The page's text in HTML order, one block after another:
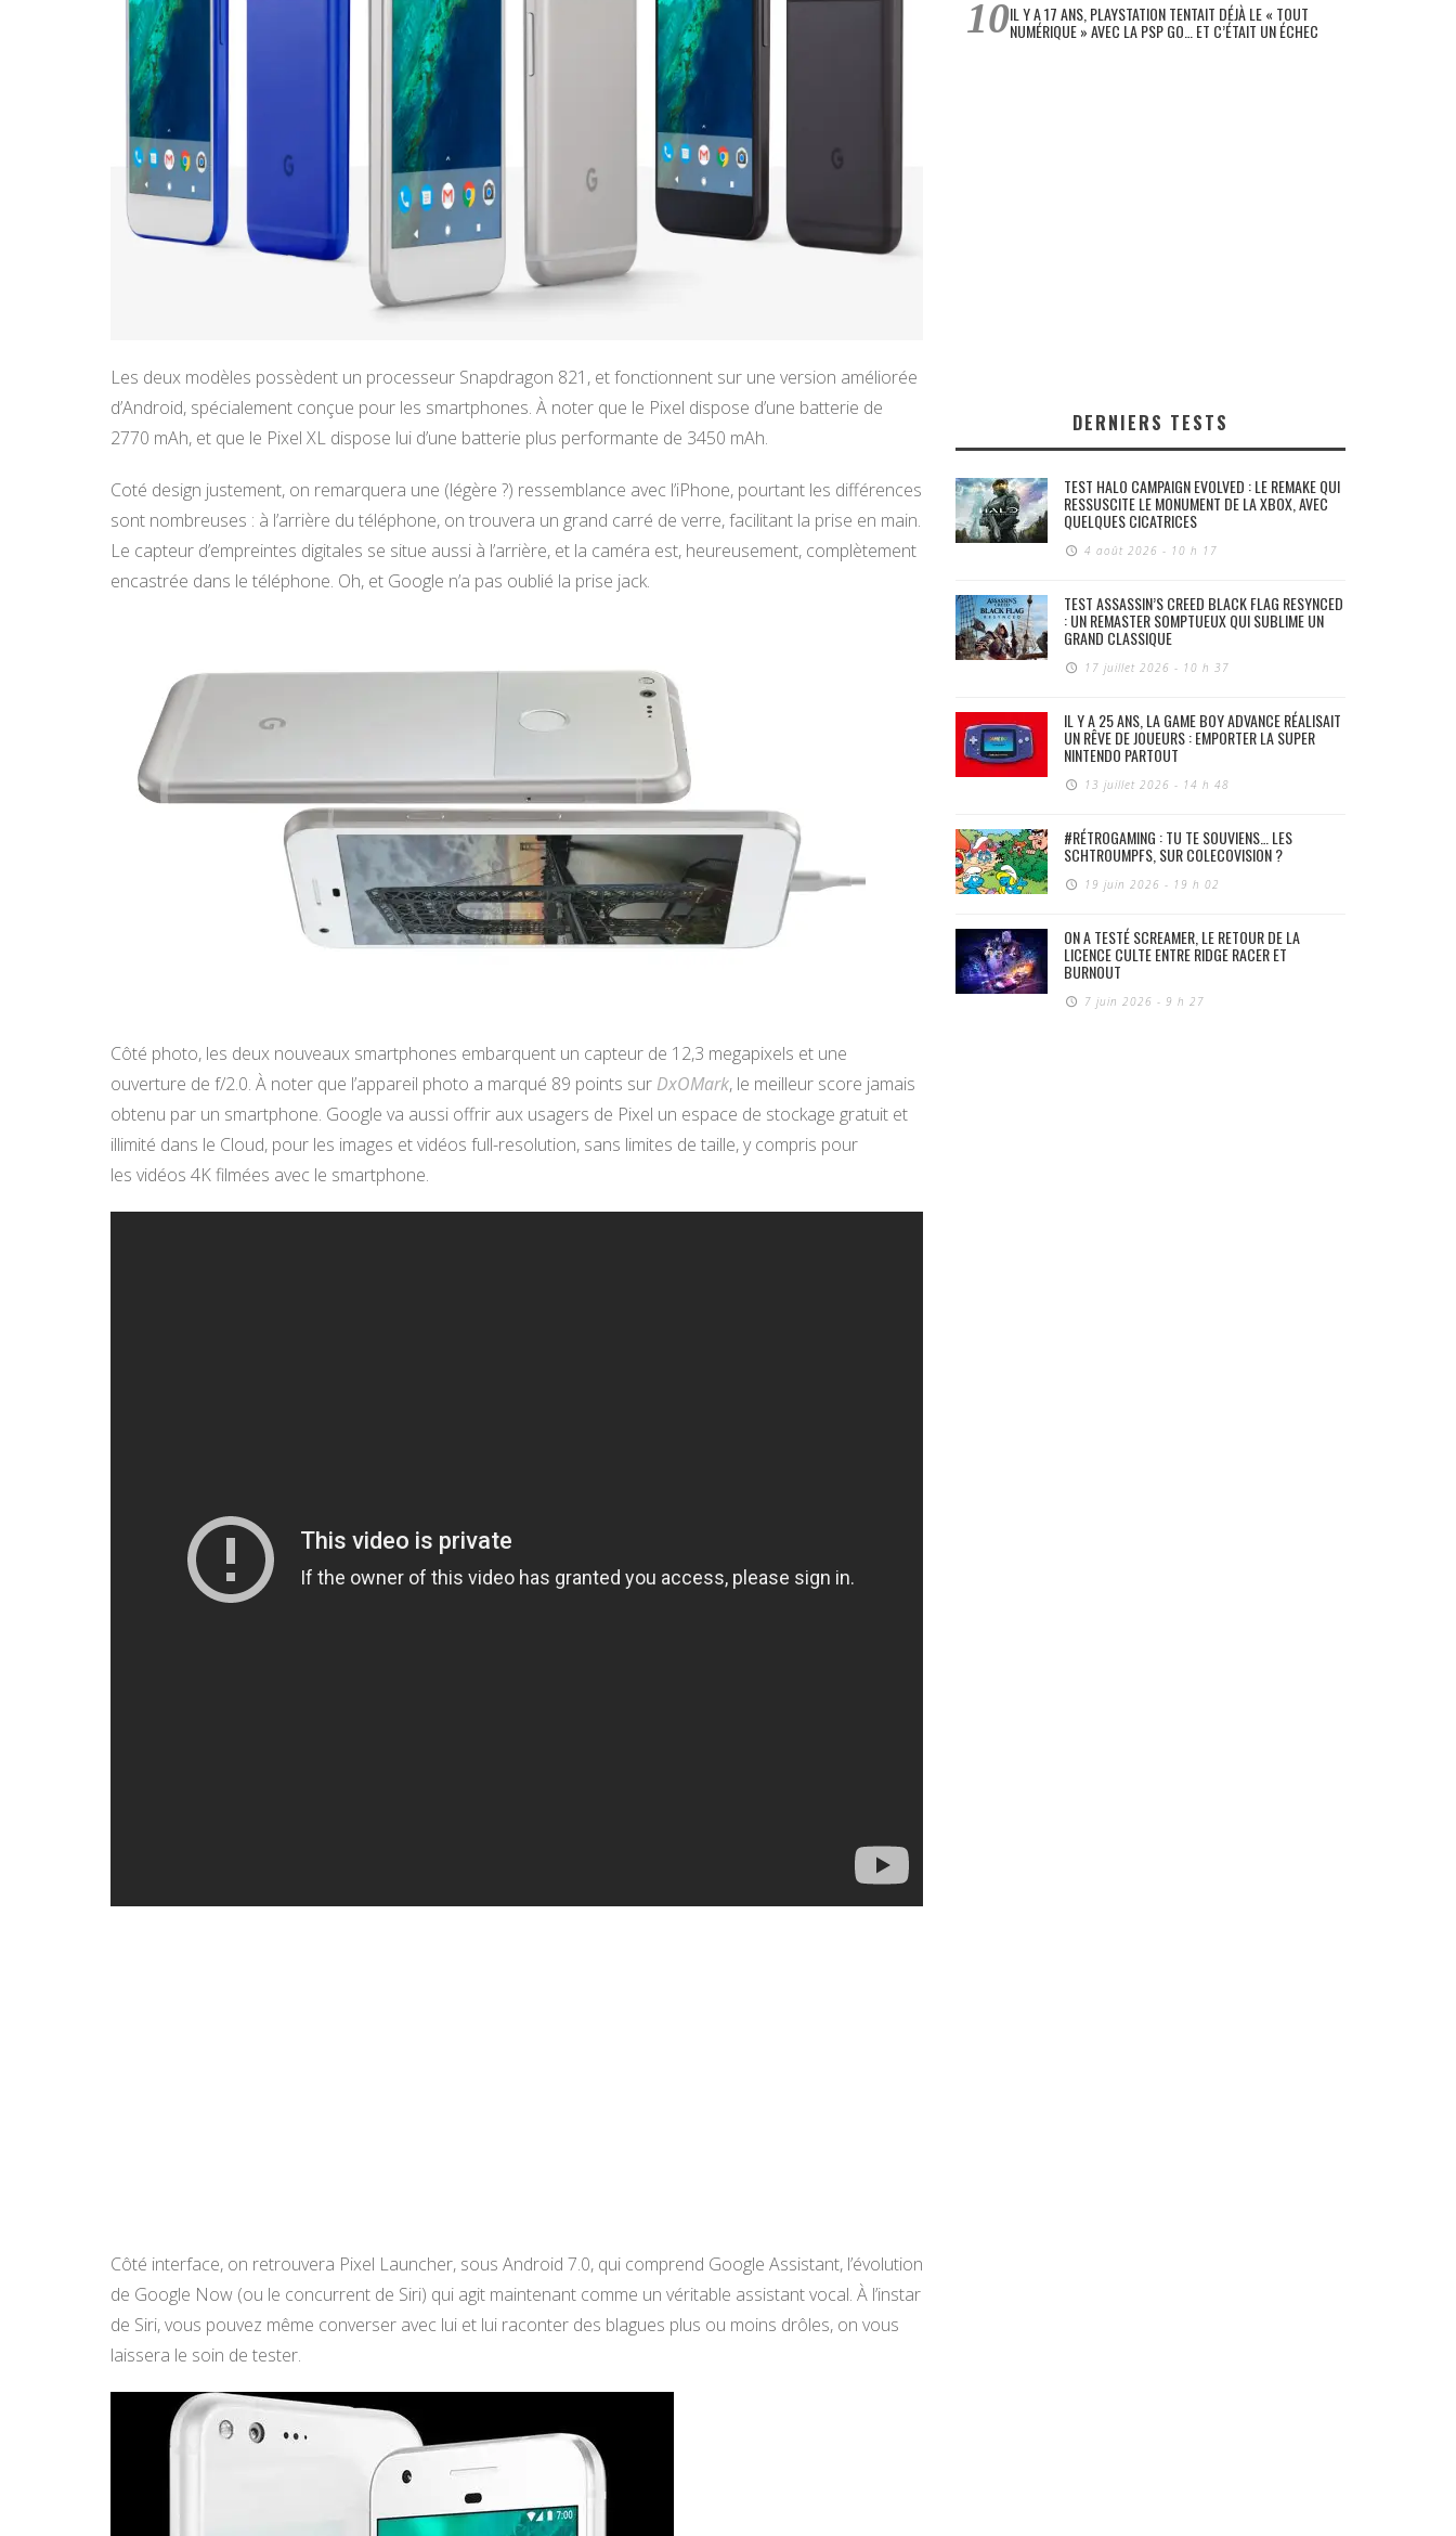
Les deux modèles possèdent un processeur Snapdragon 821, et fonctionnent sur une version améliorée
d’Android, spécialement conçue pour les smartphones. À noter que le Pixel dispose d’une batterie de
2770 mAh, et que le Pixel XL dispose lui d’une batterie plus performante de 3450 mAh.
Coté design justement, on remarquera une (légère ?) ressemblance avec l’iPhone, pourtant les différences
sont nombreuses : à l’arrière du téléphone, on trouvera un grand carré de verre, facilitant la prise en main.
Le capteur d’empreintes digitales se situe aussi à l’arrière, et la caméra est, heureusement, complètement
encastrée dans le téléphone. Oh, et Google n’a pas oublié la prise jack.
Côté photo, les deux nouveaux smartphones embarquent un capteur de 12,3 megapixels et une
ouverture de f/2.0. À noter que l’appareil photo a marqué 89 points sur DxOMark, le meilleur score jamais
obtenu par un smartphone. Google va aussi offrir aux usagers de Pixel un espace de stockage gratuit et
illimité dans le Cloud, pour les images et vidéos full-resolution, sans limites de taille, y compris pour
les vidéos 4K filmées avec le smartphone.
Côté interface, on retrouvera Pixel Launcher, sous Android 7.0, qui comprend Google Assistant, l’évolution
de Google Now (ou le concurrent de Siri) qui agit maintenant comme un véritable assistant vocal. À l’instar
de Siri, vous pouvez même converser avec lui et lui raconter des blagues plus ou moins drôles, on vous
laissera le soin de tester.
IL Y A 17 ANS, PLAYSTATION TENTAIT DÉJÀ LE « TOUT
NUMÉRIQUE » AVEC LA PSP GO… ET C’ÉTAIT UN ÉCHEC
DERNIERS TESTS
TEST HALO CAMPAIGN EVOLVED : LE REMAKE QUI
RESSUSCITE LE MONUMENT DE LA XBOX, AVEC
QUELQUES CICATRICES
4 août 2026 - 10 h 17
TEST ASSASSIN’S CREED BLACK FLAG RESYNCED
: UN REMASTER SOMPTUEUX QUI SUBLIME UN
GRAND CLASSIQUE
17 juillet 2026 - 10 h 37
IL Y A 25 ANS, LA GAME BOY ADVANCE RÉALISAIT
UN RÊVE DE JOUEURS : EMPORTER LA SUPER
NINTENDO PARTOUT
13 juillet 2026 - 14 h 48
#RÉTROGAMING : TU TE SOUVIENS… LES
SCHTROUMPFS, SUR COLECOVISION ?
19 juin 2026 - 19 h 02
ON A TESTÉ SCREAMER, LE RETOUR DE LA
LICENCE CULTE ENTRE RIDGE RACER ET
BURNOUT
7 juin 2026 - 9 h 27